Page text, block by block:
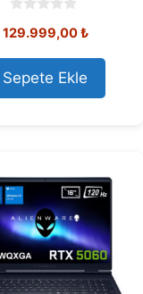
o
t
o
f
5
129.999,00₺
Sepete Ekle